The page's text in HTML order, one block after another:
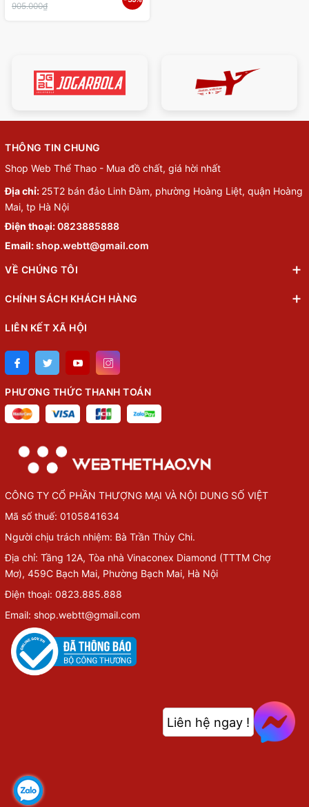
Hàng Chính Hãng
905.000₫
THÔNG TIN CHUNG
Shop Web Thể Thao - Mua đồ chất, giá hời nhất
Địa chỉ: 25T2 bán đảo Linh Đàm, phường Hoàng Liệt, quận Hoàng
Mai, tp Hà Nội
Điện thoại:0823885888
Email:shop.webtt@gmail.com
VỀ CHÚNG TÔI
CHÍNH SÁCH KHÁCH HÀNG
LIÊN KẾT XÃ HỘI
PHƯƠNG THỨC THANH TOÁN
CÔNG TY CỔ PHẦN THƯỢNG MẠI VÀ NỘI DUNG SỐ VIỆT
Mã số thuế: 0105841634
Người chịu trách nhiệm: Bà Trần Thùy Chi.
Địa chỉ: Tầng 12A, Tòa nhà Vinaconex Diamond (TTTM Chợ
Mơ), 459C Bạch Mai, Phường Bạch Mai, Hà Nội
Điện thoại: 0823.885.888
Email: shop.webtt@gmail.com
Liên hệ ngay !